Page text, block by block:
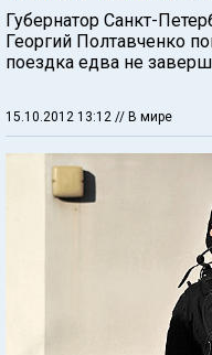
Губернатор Санкт-
Георгий Полтавченко
поездка едва не
15.10.2012 13:12 // В мире